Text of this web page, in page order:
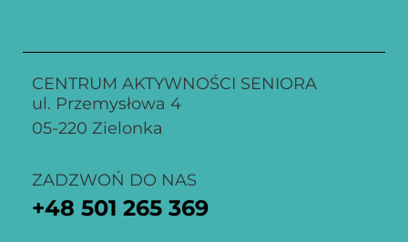
CENTRUM AKTYWNOŚCI SENIORA
ul. Przemysłowa 4
05-220 Zielonka
ZADZWOŃ DO NAS
+48 501 265 369